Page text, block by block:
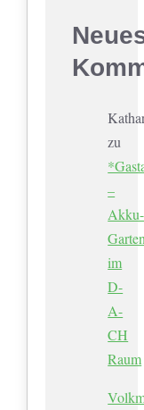
zu
–
Akku-
im
D-
A-
CH
Raum